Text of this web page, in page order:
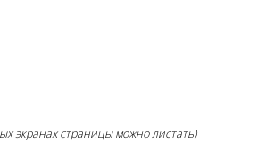
экранах страницы можно листать)